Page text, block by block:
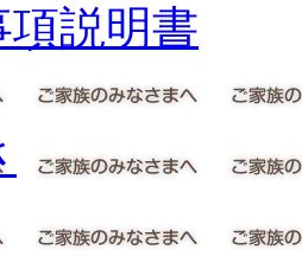
項説明書